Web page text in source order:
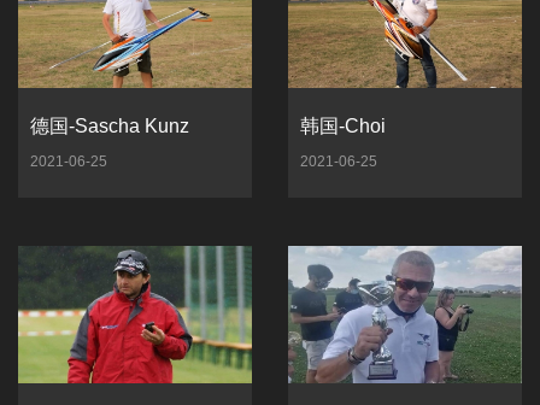
德国-Sascha Kunz
2021-06-25
韩国-Choi
2021-06-25